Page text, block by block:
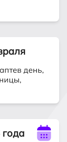
день,